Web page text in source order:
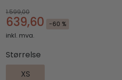
1.599,00
639,60 -60 %
inkl. mva.
Størrelse
XS